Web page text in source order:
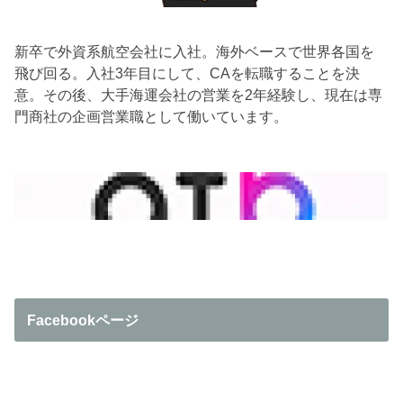
新卒で外資系航空会社に入社。海外ベースで世界各国を
飛び回る。入社3年目にして、CAを転職することを決
意。その後、大手海運会社の営業を2年経験し、現在は専
門商社の企画営業職として働いています。
Facebookページ